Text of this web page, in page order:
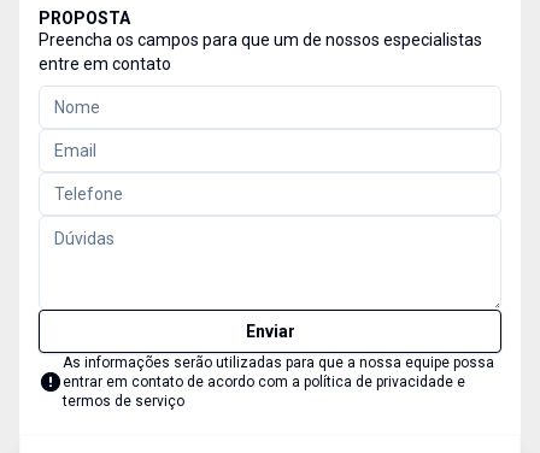
PROPOSTA
Preencha os campos para que um de nossos especialistas
entre em contato
Enviar
As informações serão utilizadas para que a nossa equipe possa
entrar em contato de acordo com a política de privacidade e
termos de serviço